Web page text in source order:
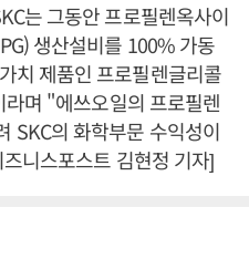
는 그동안 프로필렌옥사이
생산설비를 100% 가동
치 제품인 프로필렌글리콜
며 "에쓰오일의 프로필렌
SKC의 화학부문 수익성이
니스포스트 김현정 기자]